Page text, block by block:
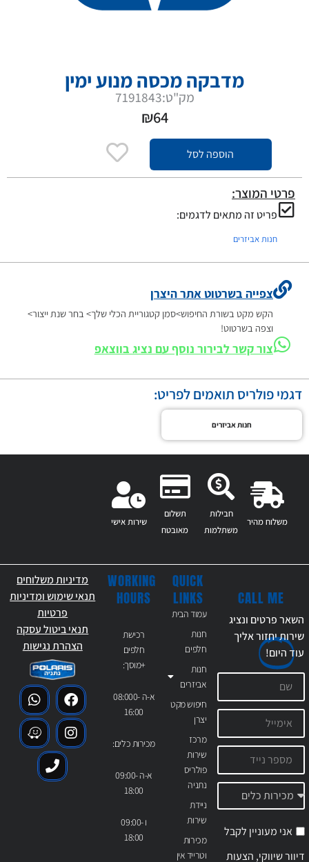
מדבקה מכסה מנוע ימין
מק"ט:7191843
₪64
הוספה לסל
פרטי המוצר:
פריט זה מתאים לדגמים:
חנות אביזרים
צפייה בשרטוט אתר היצרן
הקש מקט בשורת החיפוש>סמן קטגוריית הכלי שלך> בחר שנת ייצור>
וצפה בשרטוט!
צור קשר לבירור נוסף עם נציג בווצאפ
דגמי פולריס תואמים לפריט:
חנות אביזרים
משלוח מהיר
חבילות
משתלמות
תשלום
מאובטח
שירות אישי
QUICK
LINKS
עמוד הבית
חנות
חלפים
חנות
אביזרים
חיפוש מקט
יצרן
מרכז
שירות
פולריס
נתניה
ניידת
שירות
מכירות
וטרייד אין
WORKING
HOURS
רכישת
חלפים
+מוסך:
א-ה 08:000-
16:00
מכירות כלים:
א-ה 09:00-
18:00
ו 09:00-
18:00
CALL ME
השאר פרטים ונציג
שירות יחזור אליך
עודהיום!
אני מעוניין לקבל
דיוור שיווקי, הצעות
מדיניות משלוחים
תנאי שימוש ומדיניות
פרטיות
תנאי ביטול עסקה
הצהרת נגישות